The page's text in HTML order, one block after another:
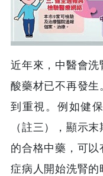
近年來，中醫會
酸藥材已不再發
到重視。例如健
（註三），顯示
的合格中藥，可
症病人開始洗腎的